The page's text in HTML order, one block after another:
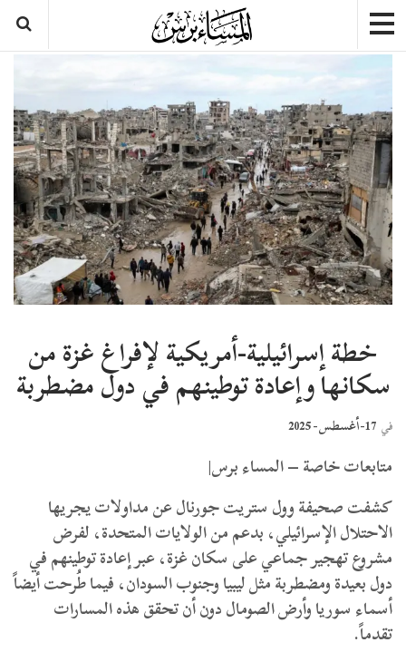
خطة إسرائيلية-أمريكية لإفراغ غزة من
سكانها وإعادة توطينهم في دول مضطربة
في 17-أغسطس- 2025
متابعات خاصة – المساء برس|
كشفت صحيفة وول ستريت جورنال عن مداولات يجريها
الاحتلال الإسرائيلي، بدعم من الولايات المتحدة، لفرض
مشروع تهجير جماعي على سكان غزة، عبر إعادة توطينهم في
دول بعيدة ومضطربة مثل ليبيا وجنوب السودان، فيما طُرحت أيضاً
أسماء سوريا وأرض الصومال دون أن تحقق هذه المسارات
تقدماً.